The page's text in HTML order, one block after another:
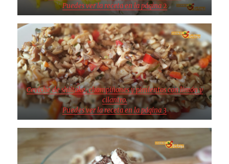
Puedes ver la receta en la página 2
Ceviche de shiitake, champiñones y pimientos con limón y
cilantro.
Puedes ver la receta en la página 3